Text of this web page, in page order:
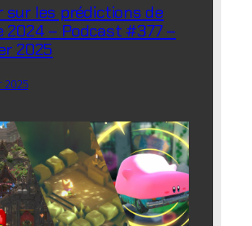
sur les prédictions de
2024 – Podcast #377 –
2025
2025